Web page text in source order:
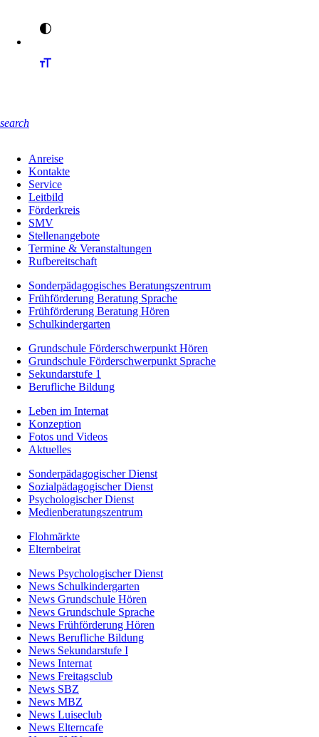
search
Anreise
Kontakte
Service
Leitbild
Förderkreis
SMV
Stellenangebote
Termine & Veranstaltungen
Rufbereitschaft
Sonderpädagogisches Beratungszentrum
Frühförderung Beratung Sprache
Frühförderung Beratung Hören
Schulkindergarten
Grundschule Förderschwerpunkt Hören
Grundschule Förderschwerpunkt Sprache
Sekundarstufe 1
Berufliche Bildung
Leben im Internat
Konzeption
Fotos und Videos
Aktuelles
Sonderpädagogischer Dienst
Sozialpädagogischer Dienst
Psychologischer Dienst
Medienberatungszentrum
Flohmärkte
Elternbeirat
News Psychologischer Dienst
News Schulkindergarten
News Grundschule Hören
News Grundschule Sprache
News Frühförderung Hören
News Berufliche Bildung
News Sekundarstufe I
News Internat
News Freitagsclub
News SBZ
News MBZ
News Luiseclub
News Elterncafe